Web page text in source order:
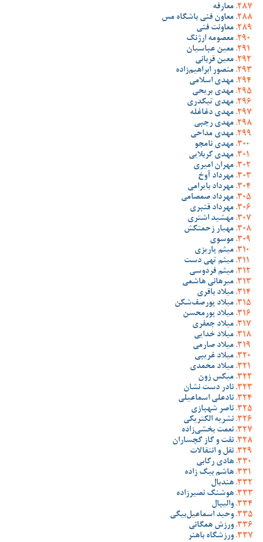
معارفه
معاون فنی باشگاه مس
معاونت فنی
معصومه ارژنگ
معین عباسیان
معین قربانی
منصور ابراهیم‌زاده
مهدی اسلامی
مهدی بریحی
مهدی تیکدری
مهدی دغاغله
مهدی رجبی
مهدی مداحی
مهدی نامجو
مهدی کربلایی
مهران امیری
مهرداد آوخ
مهرداد بایرامی
مهرداد صمصامی
مهرداد قنبری
مهشید اشتری
مهیار زحمتکش
موسوی
میثم پاریزی
میثم تهی دست
میثم فردوسی
میرهانی هاشمی
میلاد باقری
میلاد پورصف‌شکن
میلاد پورمحسن
میلاد جعفری
میلاد خدایی
میلاد صارمی
میلاد غریبی
میلاد محمدی
میکس زون
نادر دست نشان
نادعلی اسماعیلی
ناصر شهبازی
نشریه الکتریکی
نعمت بخشی‌زاده
نفت و گاز گچساران
نقل و انتقالات
هادی رکابی
هاشم بیگ زاده
هندبال
هوشنگ نصیرزاده
والیبال
وحید اسماعیل‌بیگی
ورزش همگانی
ورزشگاه باهنر